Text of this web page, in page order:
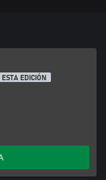
ESTA EDICIÓN